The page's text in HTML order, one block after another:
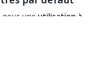
pour une utilisation à